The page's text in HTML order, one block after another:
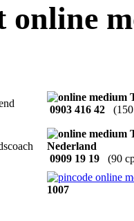
online
0903 416 42
0909 19 19
(90
1007